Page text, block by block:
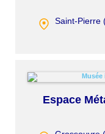
Saint-Pierre
Espace